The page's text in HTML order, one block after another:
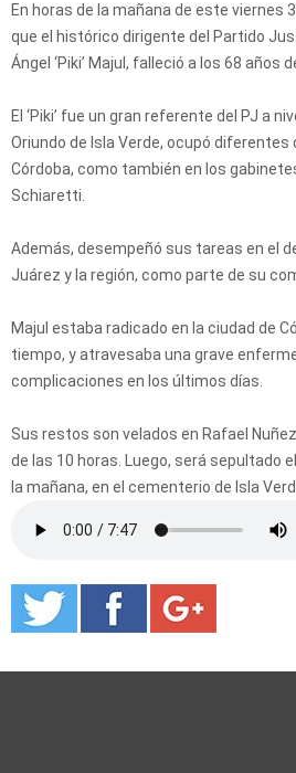
En horas de la mañana de este viernes
que el histórico dirigente del Partido
Ángel ‘Piki’ Majul, falleció a los 68 años
El ‘Piki’ fue un gran referente del PJ a
Oriundo de Isla Verde, ocupó diferentes
Córdoba, como también en los
Schiaretti.
Además, desempeñó sus tareas en el
Juárez y la región, como parte de su
Majul estaba radicado en la ciudad de
tiempo, y atravesaba una grave
complicaciones en los últimos días.
Sus restos son velados en Rafael
de las 10 horas. Luego, será sepultado
la mañana, en el cementerio de Isla